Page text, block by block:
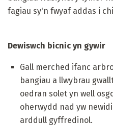
fagiau sy'n fwyaf addas i
Dewiswch bicnic yn gywir
Gall merched ifanc
bangiau a llwybrau
oedran solet yn well
oherwydd nad yw
arddull gyffredinol.